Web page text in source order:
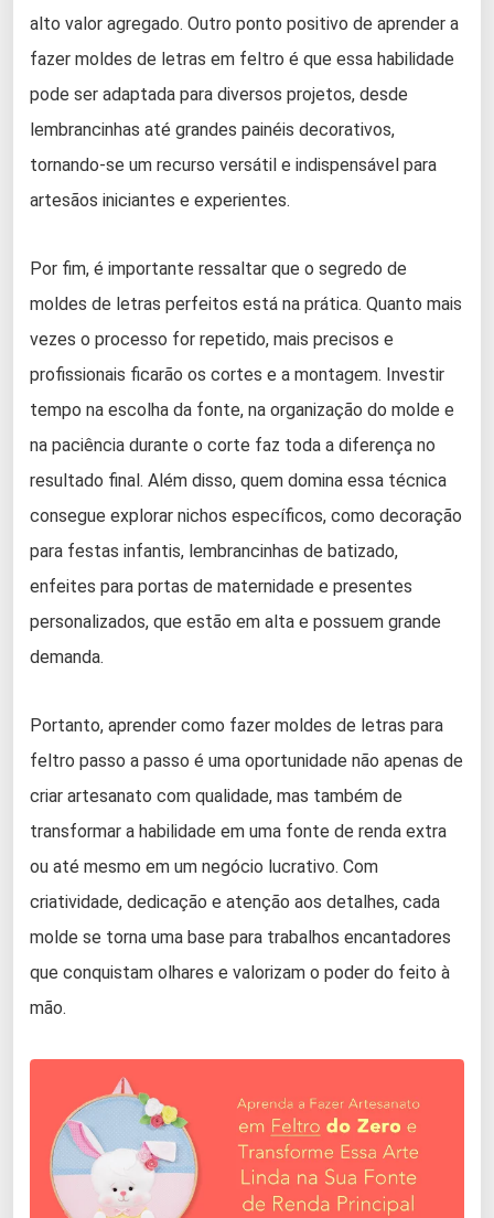
alto valor agregado. Outro ponto positivo de aprender a
fazer moldes de letras em feltro é que essa habilidade
pode ser adaptada para diversos projetos, desde
lembrancinhas até grandes painéis decorativos,
tornando-se um recurso versátil e indispensável para
artesãos iniciantes e experientes.
Por fim, é importante ressaltar que o segredo de
moldes de letras perfeitos está na prática. Quanto mais
vezes o processo for repetido, mais precisos e
profissionais ficarão os cortes e a montagem. Investir
tempo na escolha da fonte, na organização do molde e
na paciência durante o corte faz toda a diferença no
resultado final. Além disso, quem domina essa técnica
consegue explorar nichos específicos, como decoração
para festas infantis, lembrancinhas de batizado,
enfeites para portas de maternidade e presentes
personalizados, que estão em alta e possuem grande
demanda.
Portanto, aprender como fazer moldes de letras para
feltro passo a passo é uma oportunidade não apenas de
criar artesanato com qualidade, mas também de
transformar a habilidade em uma fonte de renda extra
ou até mesmo em um negócio lucrativo. Com
criatividade, dedicação e atenção aos detalhes, cada
molde se torna uma base para trabalhos encantadores
que conquistam olhares e valorizam o poder do feito à
mão.